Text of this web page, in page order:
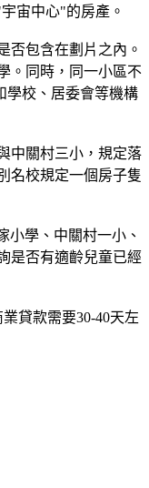
宙中心"的房產。
包含在劃片之內。
。同時，同一小區不
學校、居委會等機構
中關村三小，規定落
名校規定一個房子隻
學、中關村一小、
是否有適齡兒童已經
貸款需要30-40天左